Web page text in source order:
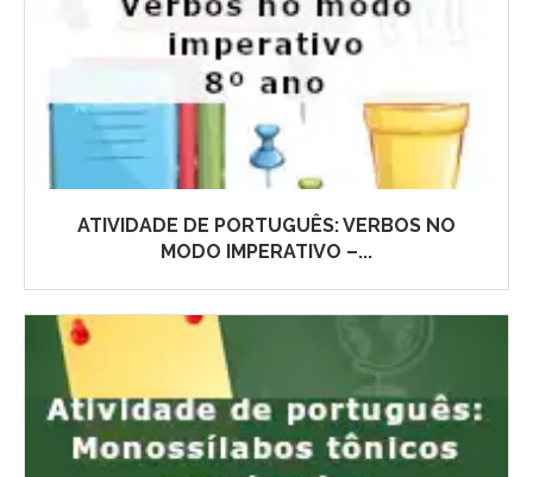
ATIVIDADE DE PORTUGUÊS: VERBOS NO
MODO IMPERATIVO –...